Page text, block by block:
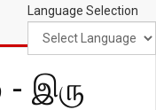
Language Selection
- இரு